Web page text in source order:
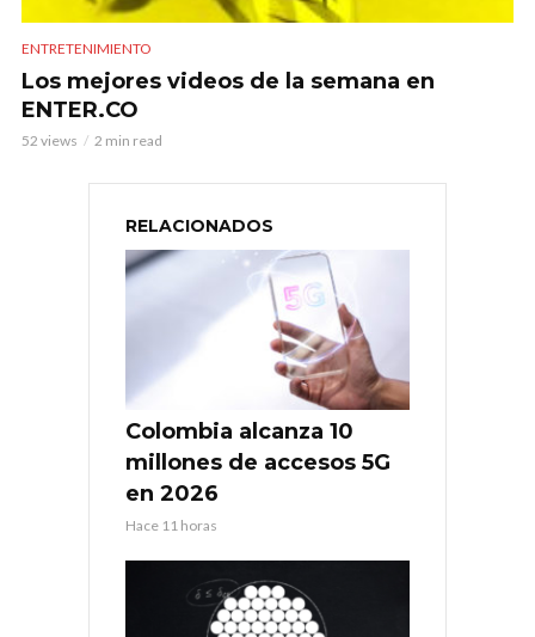
ENTRETENIMIENTO
Los mejores videos de la semana en
ENTER.CO
52 views 2 min read
RELACIONADOS
Colombia alcanza 10
millones de accesos 5G
en 2026
Hace 11 horas